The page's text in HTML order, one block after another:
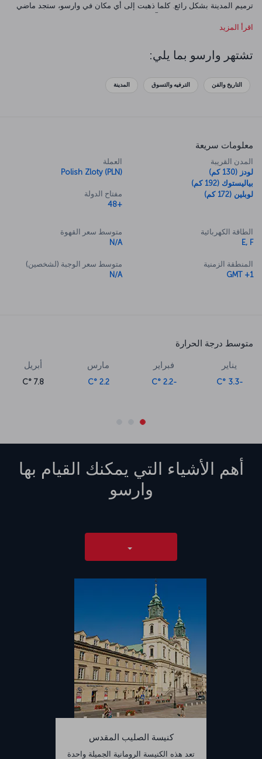
ترميم المدينة بشكل رائع. كلما ذهبت إلى أي مكان في وارسو، ستجد ماضي
الاستماع إلى مقطوعات الملحن البولندي الشهير شوبان بشكل منتظم في
والتي تعد مزيج من المأكولات الأوروبية الشرقية والبولندية واليهودية والوجبات
الشهيرة في الدول المجاورة.
اقرأ المزيد
تشتهر وارسو بما يلي:
التاريخ والفن الترفيه والتسوق المدينة
معلومات سريعة
المدن القريبة
لودز (130 كم)
بياليستوك (192 كم)
لوبلين (172 كم)
العملة
Polish Zloty (PLN)
مفتاح الدولة
+48
الطاقة الكهربائية
E, F
المنطقة الزمنية
GMT +1
متوسط سعر القهوة
N/A
متوسط سعر الوجبة (لشخصين)
N/A
متوسط درجة الحرارة
يناير
-3.3 °C
فبراير
-2.2 °C
مارس
2.2 °C
أبريل
7.8 °C
أهم الأشياء التي يمكنك القيام بها
وارسو
كنيسة الصليب المقدس
تعد هذه الكنيسة الرومانية الجميلة واحدة